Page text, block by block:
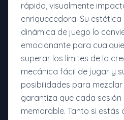
rápido, visualmente
enriquecedora. Su
dinámica de juego lo
emocionante para
superar los límites de la
mecánica fácil de jugar y
posibilidades para
garantiza que cada sesión
memorable. Tanto si estás